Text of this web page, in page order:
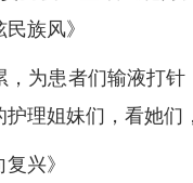
族风》
为患者们输液打针
理姐妹们，看她们
兴》